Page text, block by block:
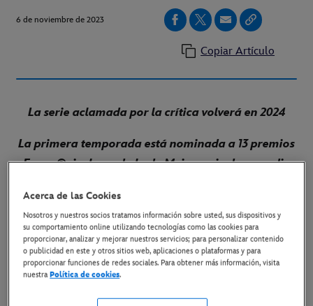
6 de noviembre de 2023
Copiar Artículo
La serie aclamada por la crítica volverá en 2024
La primera temporada está nominada a 13 premios
Emmy®, incluyendo la de Mejor serie de comedia
Las dos primeras temporadas están disponibles en
Disney+
Madrid, 6 de noviembre de 2023.-Disney+ ha
anunciado que "The Bear
de FX tendrá una tercera temporada. Las dos primeras
Acerca de las Cookies
Nosotros y nuestros socios tratamos información sobre usted, sus dispositivos y
su comportamiento online utilizando tecnologías como las cookies para
proporcionar, analizar y mejorar nuestros servicios; para personalizar contenido
o publicidad en este y otros sitios web, aplicaciones o plataformas y para
proporcionar funciones de redes sociales. Para obtener más información, visita
nuestraPolítica de cookies.